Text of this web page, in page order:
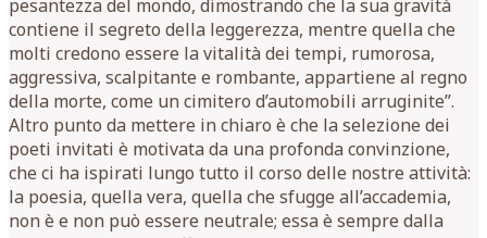
pesantezza del mondo, dimostrando che la sua gravità
contiene il segreto della leggerezza, mentre quella che
molti credono essere la vitalità dei tempi, rumorosa,
aggressiva, scalpitante e rombante, appartiene al regno
della morte, come un cimitero d’automobili arruginite”.
Altro punto da mettere in chiaro è che la selezione dei
poeti invitati è motivata da una profonda convinzione,
che ci ha ispirati lungo tutto il corso delle nostre attività:
la poesia, quella vera, quella che sfugge all’accademia,
non è e non può essere neutrale; essa è sempre dalla